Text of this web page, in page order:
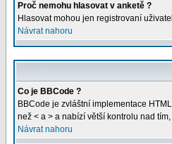
Proč nemohu hlasovat v anketě ?
Hlasovat mohou jen registrovaní
Návrat nahoru
Co je BBCode ?
BBCode je zvláštní implementace
než < a > a nabízí větší kontrolu nad
Návrat nahoru